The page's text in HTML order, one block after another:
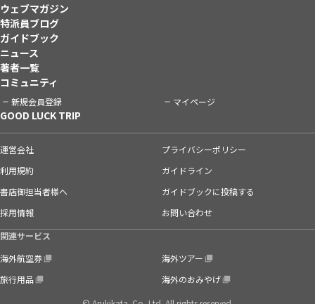
ウェブマガジン
特派員ブログ
ガイドブック
ニュース
著者一覧
コミュニティ
新規会員登録 マイページ
GOOD LUCK TRIP
運営会社
プライバシーポリシー
利用規約
ガイドライン
書店御担当者様へ
ガイドブックに投稿する
採用情報
お問い合わせ
関連サービス
海外航空券
海外ツアー
旅行用品
海外のおみやげ